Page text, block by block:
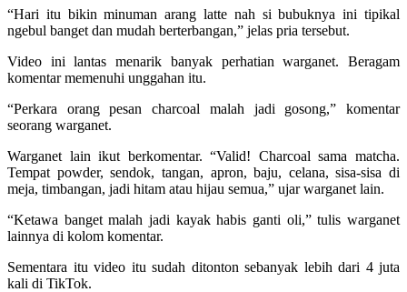
“Hari itu bikin minuman arang latte nah si bubuknya ini tipikal
ngebul banget dan mudah berterbangan,” jelas pria tersebut.
Video ini lantas menarik banyak perhatian warganet. Beragam
komentar memenuhi unggahan itu.
“Perkara orang pesan charcoal malah jadi gosong,” komentar
seorang warganet.
Warganet lain ikut berkomentar. “Valid! Charcoal sama matcha.
Tempat powder, sendok, tangan, apron, baju, celana, sisa-sisa di
meja, timbangan, jadi hitam atau hijau semua,” ujar warganet lain.
“Ketawa banget malah jadi kayak habis ganti oli,” tulis warganet
lainnya di kolom komentar.
Sementara itu video itu sudah ditonton sebanyak lebih dari 4 juta
kali di TikTok.